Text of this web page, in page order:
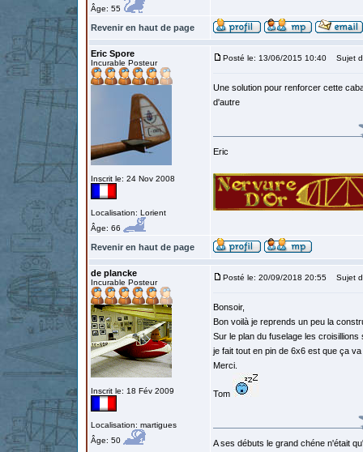
Âge: 55
Revenir en haut de page
Eric Spore
Incurable Posteur
Inscrit le: 24 Nov 2008
Localisation: Lorient
Âge: 66
Posté le: 13/06/2015 10:40 Sujet
Une solution pour renforcer cette
d'autre
Eric
Revenir en haut de page
de plancke
Incurable Posteur
Inscrit le: 18 Fév 2009
Localisation: martigues
Âge: 50
Posté le: 20/09/2018 20:55 Sujet
Bonsoir,
Bon voilà je reprends un peu la
Sur le plan du fuselage les
je fait tout en pin de 6x6 est que ça
Merci.
Tom
A ses débuts le grand chéne n'était